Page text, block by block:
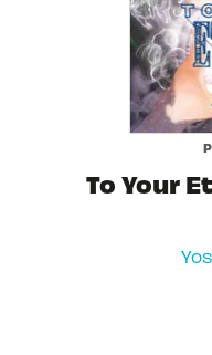
To Your